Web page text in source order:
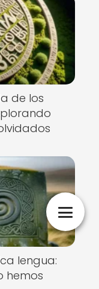
de los
lengua:
hemos